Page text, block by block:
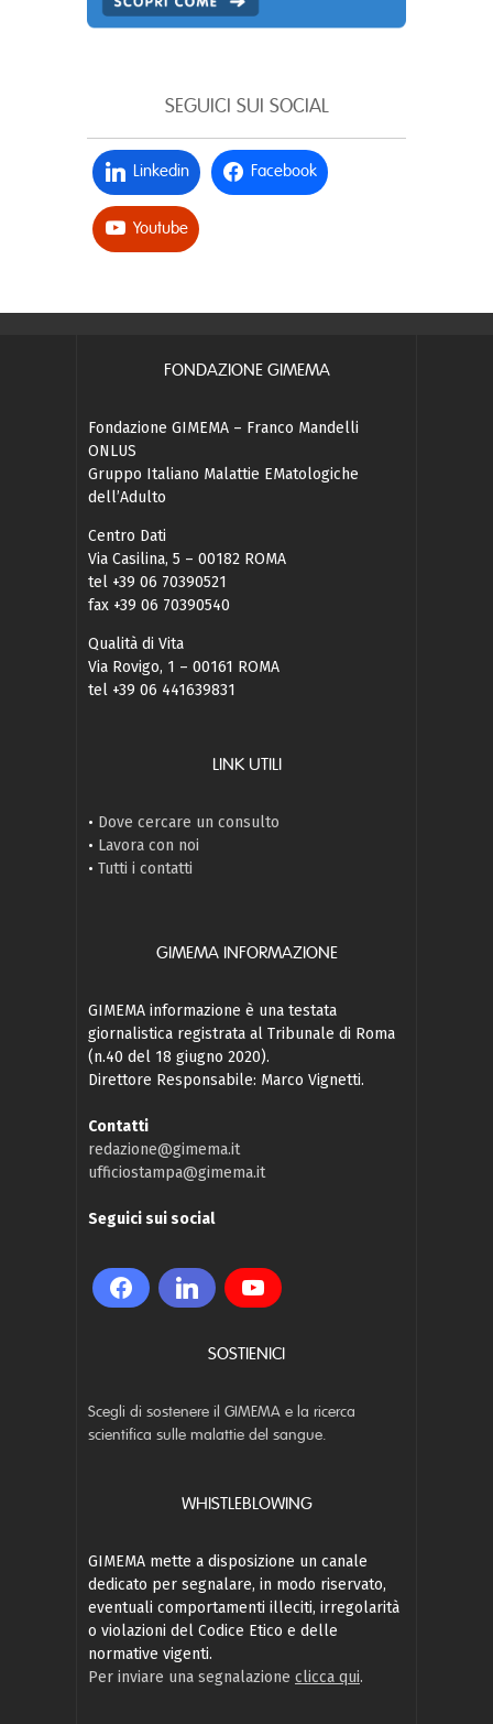
SEGUICI SUI SOCIAL
Linkedin Facebook
Youtube
FONDAZIONE GIMEMA
Fondazione GIMEMA – Franco Mandelli
ONLUS
Gruppo Italiano Malattie EMatologiche
dell’Adulto
Centro Dati
Via Casilina, 5 – 00182 ROMA
tel +39 06 70390521
fax +39 06 70390540
Qualità di Vita
Via Rovigo, 1 – 00161 ROMA
tel +39 06 441639831
LINK UTILI
• Dove cercare un consulto
• Lavora con noi
• Tutti i contatti
GIMEMA INFORMAZIONE
GIMEMA informazione è una testata
giornalistica registrata al Tribunale di Roma
(n.40 del 18 giugno 2020).
Direttore Responsabile: Marco Vignetti.
Contatti
redazione@gimema.it
ufficiostampa@gimema.it
Seguici sui social
SOSTIENICI
Scegli di sostenere il GIMEMA e la ricerca
scientifica sulle malattie del sangue.
WHISTLEBLOWING
GIMEMA mette a disposizione un canale
dedicato per segnalare, in modo riservato,
eventuali comportamenti illeciti, irregolarità
o violazioni del Codice Etico e delle
normative vigenti.
Per inviare una segnalazione clicca qui.